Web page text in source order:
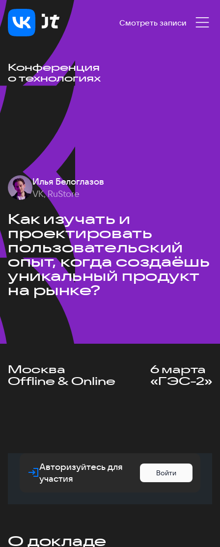
Смотреть записи
Конференция
о технологиях
Илья Белоглазов
VK, RuStore
Как изучать и
проектировать
пользовательский
опыт, когда создаёшь
уникальный продукт
на рынке?
Москва
Offline & Online
6 марта
«ГЭС-2»
Авторизуйтесь для
участия
Войти
О докладе